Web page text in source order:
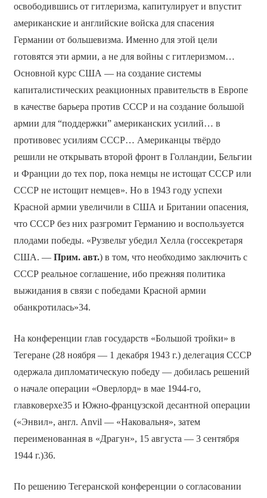
освободившись от гитлеризма, капитулирует и впустит
американские и английские войска для спасения
Германии от большевизма. Именно для этой цели
готовятся эти армии, а не для войны с гитлеризмом…
Основной курс США — на создание системы
капиталистических реакционных правительств в Европе
в качестве барьера против СССР и на создание большой
армии для “поддержки” американских усилий… в
противовес усилиям СССР… Американцы твёрдо
решили не открывать второй фронт в Голландии, Бельгии
и Франции до тех пор, пока немцы не истощат СССР или
СССР не истощит немцев». Но в 1943 году успехи
Красной армии увеличили в США и Британии опасения,
что СССР без них разгромит Германию и воспользуется
плодами победы. «Рузвельт убедил Хелла (госсекретаря
США. — Прим. авт.) в том, что необходимо заключить с
СССР реальное соглашение, ибо прежняя политика
выжидания в связи с победами Красной армии
обанкротилась»34.
На конференции глав государств «Большой тройки» в
Тегеране (28 ноября — 1 декабря 1943 г.) делегация СССР
одержала дипломатическую победу — добилась решений
о начале операции «Оверлорд» в мае 1944-го,
главковерхе35 и Южно-французской десантной операции
(«Энвил», англ. Anvil — «Наковальня», затем
переименованная в «Драгун», 15 августа — 3 сентября
1944 г.)36.
По решению Тегеранской конференции о согласовании